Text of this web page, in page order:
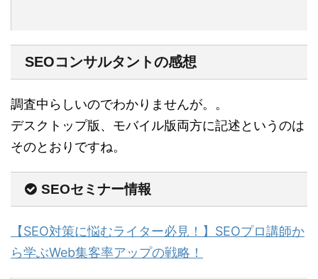
SEOコンサルタントの感想
調査中らしいのでわかりませんが。。
デスクトップ版、モバイル版両方に記述というのは
そのとおりですね。
SEOセミナー情報
【SEO対策に悩むライター必見！】SEOプロ講師か
ら学ぶWeb集客率アップの戦略！